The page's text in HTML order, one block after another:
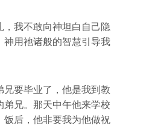
，我不敢向神坦白自己隐
神用祂诸般的智慧引导我
兄要毕业了，他是我到教
弟兄。那天中午他来学校
饭后，他非要我为他做祝